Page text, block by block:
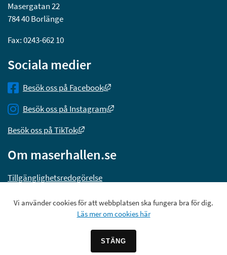
Masergatan 22
784 40 Borlänge
Fax: 0243-662 10
Sociala medier
Besök oss på Facebook
Länk till annan webbplats,
Besök oss på Instagram
Länk till annan webbplats,
Besök oss på TikTok
Länk till annan webbplats, öppnas i nytt
Om maserhallen.se
Tillgänglighetsredogörelse
Vi använder cookies för att webbplatsen ska fungera bra för dig.
Läs mer om cookies här
STÄNG